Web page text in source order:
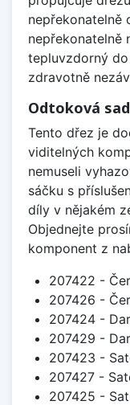
nepřekonatelně
nepřekonatelně
tepluvzdorný do
zdravotně
Odtoková
Tento dřez je
viditelných
nemuseli
sáčku s
díly v nějakém
Objednejte
komponent z
207422 -
207426 -
207424 -
207429 -
207423 -
207427 -
207425 -